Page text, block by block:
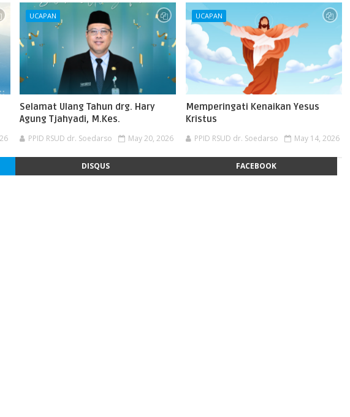
UCAPAN
Selamat Ulang Tahun drg. Hary
Agung Tjahyadi, M.Kes.
PPID RSUD dr. Soedarso May 20, 2026
UCAPAN
Memperingati Kenaikan Yesus
Kristus
PPID RSUD dr. Soedarso May 14, 2026
DISQUS FACEBOOK